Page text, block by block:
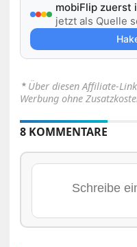
mobiFlip zuerst
jetzt als Quelle
⋆ Über diesen Affiliate-
Werbung ohne
8 KOMMENTARE